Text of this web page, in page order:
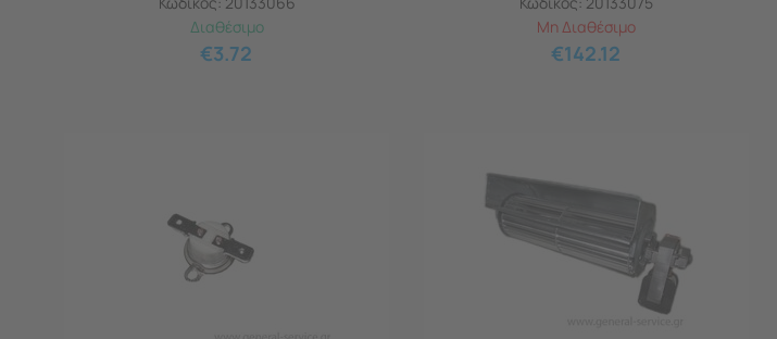
Διαθέσιμο
€3.72
Μη Διαθέσιμο
€142.12